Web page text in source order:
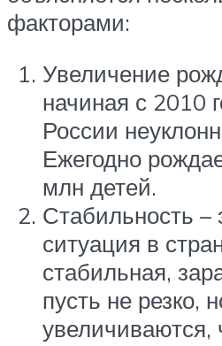
факторами:
Увеличение
начиная с 2010
России
Ежегодно
млн детей.
Стабильность –
ситуация в
стабильная,
пусть не резко,
увеличиваются,